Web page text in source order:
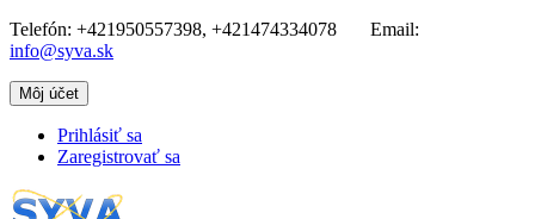
Telefón: +421950557398, +421474334078 Email:
info@syva.sk
Môj účet
Prihlásiť sa
Zaregistrovať sa